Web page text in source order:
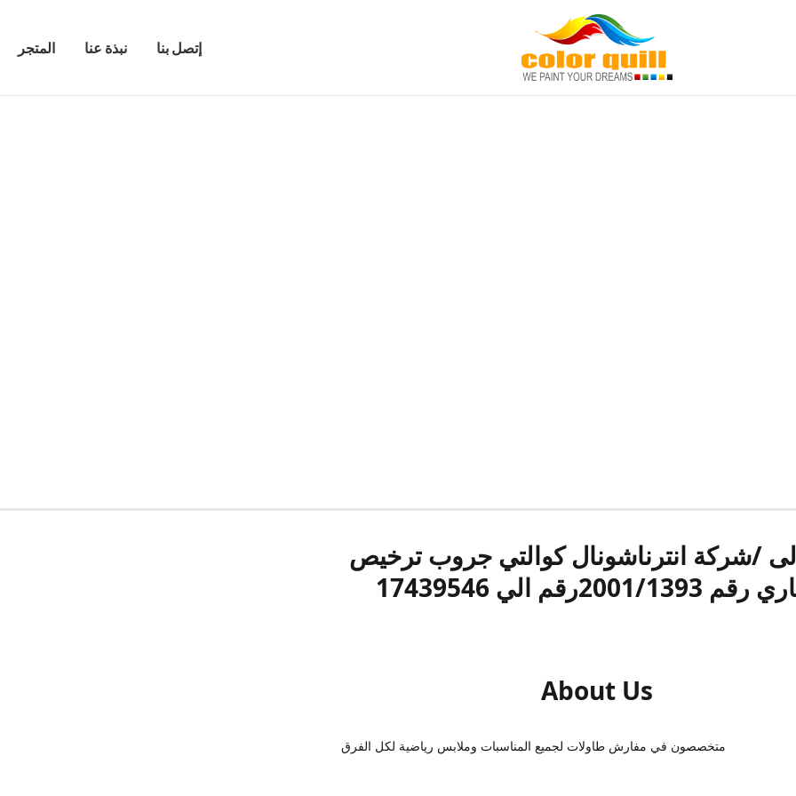
المتجر نبذة عنا إتصل بنا
/شركة انترناشونال كوالتي جروب ترخيص
2001/1393رقم الي 17439546
About Us
متخصصون في مفارش طاولات لجميع المناسبات وملابس رياضية لكل الفرق